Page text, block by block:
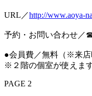
URL／http://www.aoya-
予約・お問い合わせ／
●会員費／無料（※来店
※２階の個室が使えます
PAGE 2